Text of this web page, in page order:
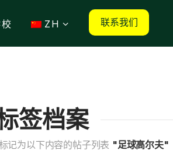
ZH 联系我们
签档案
记为以下内容的帖子列表 "足球高尔夫"